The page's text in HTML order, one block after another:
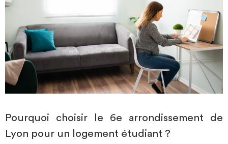
Pourquoi choisir le 6e arrondissement de
Lyon pour un logement étudiant ?